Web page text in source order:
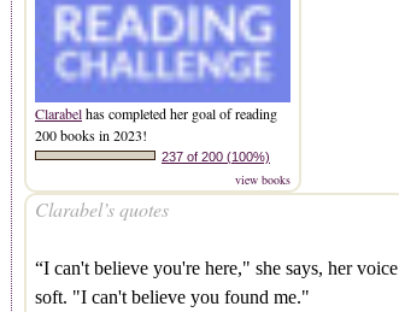
Clarabelhas completed her goal of reading
200 books in 2023!
237 of 200 (100%)
view books
Clarabel’s quotes
“I can't believe you're here," she says, her voice
soft. "I can't believe you found me."